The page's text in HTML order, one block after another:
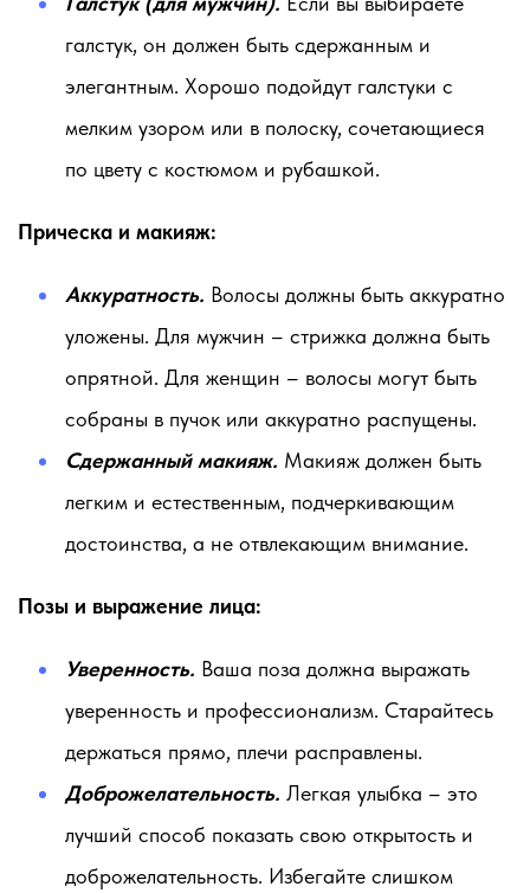
галстук, он должен быть сдержанным и
элегантным. Хорошо подойдут галстуки с
мелким узором или в полоску, сочетающиеся
по цвету с костюмом и рубашкой.
Прическа и макияж:
Аккуратность. Волосы должны быть аккуратно
уложены. Для мужчин – стрижка должна быть
опрятной. Для женщин – волосы могут быть
собраны в пучок или аккуратно распущены.
Сдержанный макияж. Макияж должен быть
легким и естественным, подчеркивающим
достоинства, а не отвлекающим внимание.
Позы и выражение лица:
Уверенность. Ваша поза должна выражать
уверенность и профессионализм. Старайтесь
держаться прямо, плечи расправлены.
Доброжелательность. Легкая улыбка – это
лучший способ показать свою открытость и
доброжелательность. Избегайте слишком